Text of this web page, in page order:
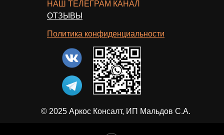
© 2025 Аркос Консалт, ИП Мальдов С.А.
Политика конфиденциальности
ОТЗЫВЫ
НАШ ТЕЛЕГРАМ КАНАЛ